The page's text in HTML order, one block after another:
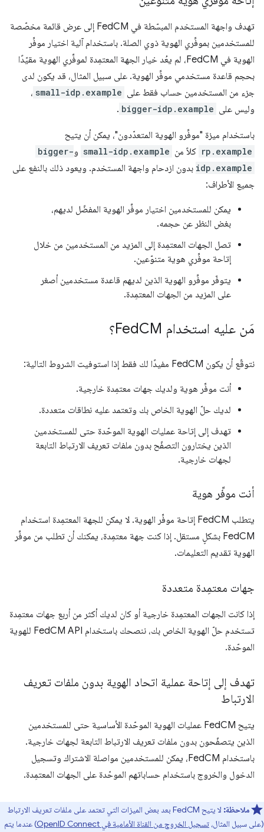
تهدف واجهة المستخدم المبسّطة في FedCM إلى عرض قائمة مخصّصة
للمستخدمين بموفِّري الهوية ذوي الصلة. باستخدام آلية اختيار موفِّر
الهوية في FedCM، لم يعُد خيار الجهة المعتمِدة لموفِّري الهوية مقيّدًا
بحجم قاعدة مستخدمي موفِّر الهوية. على سبيل المثال، قد يكون لدى
جزء من المستخدمين حساب فقط على small-idp.example ،
وليس على bigger-idp.example
.
باستخدام ميزة "موفِّرو الهوية المتعدّدون"، يمكن أن يتيح
rp.example كلاً من small-idp.example وbigger-
idp.example بدون ازدحام واجهة المستخدم. ويعود ذلك بالنفع على
جميع الأطراف:
يمكن للمستخدمين اختيار موفِّر الهوية المفضّل لديهم،
بغض النظر عن حجمه.
تصل الجهات المعتمِدة إلى المزيد من المستخدمين من خلال
إتاحة موفِّري هوية متنوّعين.
يتوفّر موفِّرو الهوية الذين لديهم قاعدة مستخدمين أصغر
على المزيد من الجهات المعتمِدة.
مَن عليه استخدام Fed CM؟
نتوقّع أن يكون FedCM مفيدًا لك فقط إذا استوفيت الشروط التالية:
أنت موفِّر هوية ولديك جهات معتمِدة خارجية.
لديك حلّ الهوية الخاص بك وتعتمد عليه نطاقات متعددة.
تهدف إلى إتاحة عمليات الهوية الموحّدة حتى للمستخدمين
الذين يختارون التصفّح بدون ملفات تعريف الارتباط التابعة
لجهات خارجية.
أنت موفِّر هوية
يتطلب FedCM إتاحة موفِّر الهوية. لا يمكن للجهة المعتمِدة استخدام
FedCM بشكلٍ مستقل. إذا كنت جهة معتمِدة، يمكنك أن تطلب من موفِّر
الهوية تقديم التعليمات.
جهات معتمِدة متعددة
إذا كانت الجهات المعتمِدة خارجية أو كان لديك أكثر من أربع جهات معتمِدة
تستخدم حلّ الهوية الخاص بك، ننصحك باستخدام FedCM API للهوية
الموحّدة.
تهدف إلى إتاحة عملية اتحاد الهوية بدون ملفات تعريف
الارتباط
يتيح FedCM عمليات الهوية الموحّدة الأساسية حتى للمستخدمين
الذين يتصفّحون بدون ملفات تعريف الارتباط التابعة لجهات خارجية.
باستخدام FedCM، يمكن للمستخدمين مواصلة الاشتراك وتسجيل
الدخول والخروج باستخدام حساباتهم الموحّدة على الجهات المعتمِدة.
ملاحظة:
لا يتيح FedCM بعد بعض الميزات التي تعتمد على ملفات تعريف الارتباط
(على سبيل المثال، تسجيل الخروج من القناة الأمامية في OpenID Connect
) عندما يتم